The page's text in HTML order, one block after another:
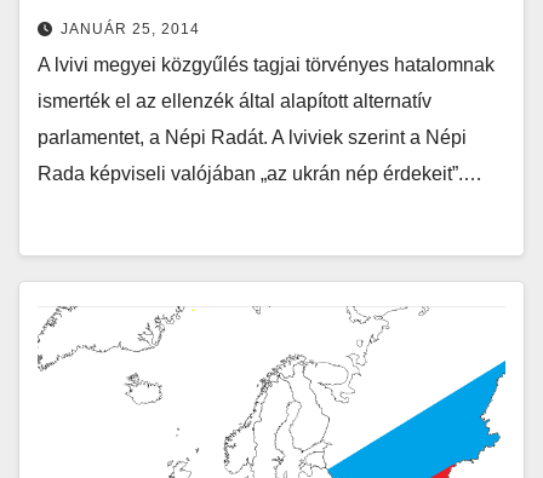
JANUÁR 25, 2014
A lvivi megyei közgyűlés tagjai törvényes hatalomnak
ismerték el az ellenzék által alapított alternatív
parlamentet, a Népi Radát. A lviviek szerint a Népi
Rada képviseli valójában „az ukrán nép érdekeit”.…